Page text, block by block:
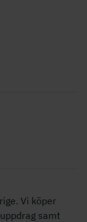
Vi köper
samt